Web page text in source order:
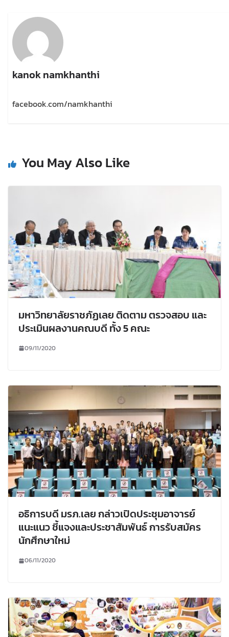
kanok namkhanthi
facebook.com/namkhanthi
You May Also Like
มหาวิทยาลัยราชภัฏเลย ติดตาม ตรวจสอบ และ
ประเมินผลงานคณบดี ทั้ง 5 คณะ
09/11/2020
อธิการบดี มรภ.เลย กล่าวเปิดประชุมอาจารย์
แนะแนว ชี้แจงและประชาสัมพันธ์ การรับสมัคร
นักศึกษาใหม่
06/11/2020